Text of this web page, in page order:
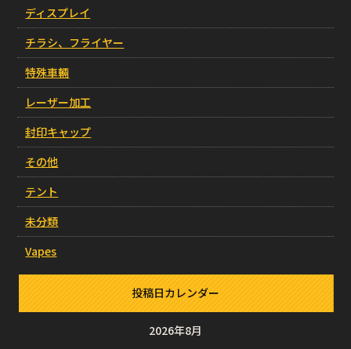
ディスプレイ
チラシ、フライヤー
特殊車輛
レーザー加工
封印キャップ
その他
テント
未分類
Vapes
投稿日カレンダー
2026年8月